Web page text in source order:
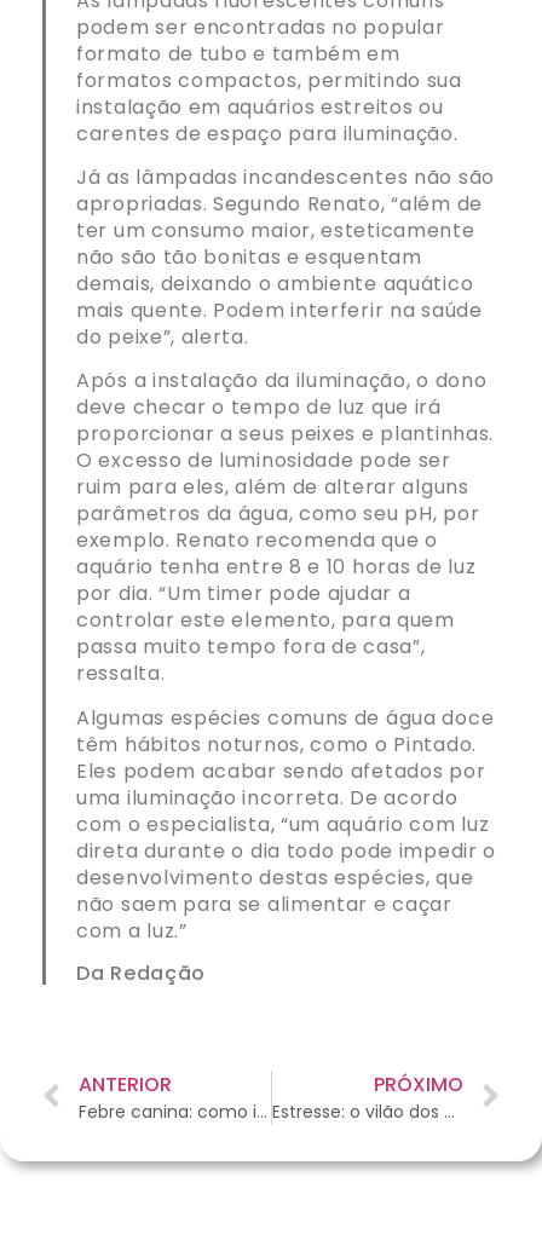
podem ser encontradas no popular
formato de tubo e também em
formatos compactos, permitindo sua
instalação em aquários estreitos ou
carentes de espaço para iluminação.
Já as lâmpadas incandescentes não são
apropriadas. Segundo Renato, “além de
ter um consumo maior, esteticamente
não são tão bonitas e esquentam
demais, deixando o ambiente aquático
mais quente. Podem interferir na saúde
do peixe”, alerta.
Após a instalação da iluminação, o dono
deve checar o tempo de luz que irá
proporcionar a seus peixes e plantinhas.
O excesso de luminosidade pode ser
ruim para eles, além de alterar alguns
parâmetros da água, como seu pH, por
exemplo. Renato recomenda que o
aquário tenha entre 8 e 10 horas de luz
por dia. “Um timer pode ajudar a
controlar este elemento, para quem
passa muito tempo fora de casa”,
ressalta.
Algumas espécies comuns de água doce
têm hábitos noturnos, como o Pintado.
Eles podem acabar sendo afetados por
uma iluminação incorreta. De acordo
com o especialista, “um aquário com luz
direta durante o dia todo pode impedir o
desenvolvimento destas espécies, que
não saem para se alimentar e caçar
com a luz.”
Da Redação
ANTERIOR
Febre canina: como identificar e quais as possíveis causas
PRÓXIMO
Estresse: o vilão dos aquários